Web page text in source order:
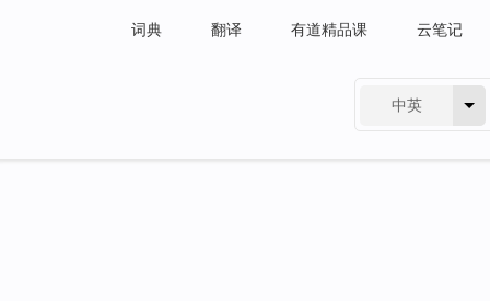
词典 翻译 有道精品课 云笔记
中英